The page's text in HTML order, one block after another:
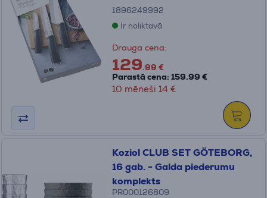
1896249992
Ir noliktavā
Drauga cena:
129.99 €
Parastā cena: 159.99 €
10 mēneši 14 €
Koziol CLUB SET GÖTEBORG,
16 gab. - Galda piederumu
komplekts
PR000126809